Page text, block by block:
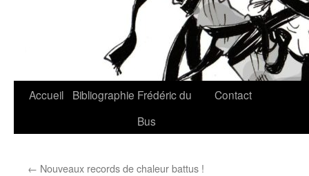
Accueil Bibliographie Frédéric du
Bus
Contact
← Nouveaux records de chaleur battus !